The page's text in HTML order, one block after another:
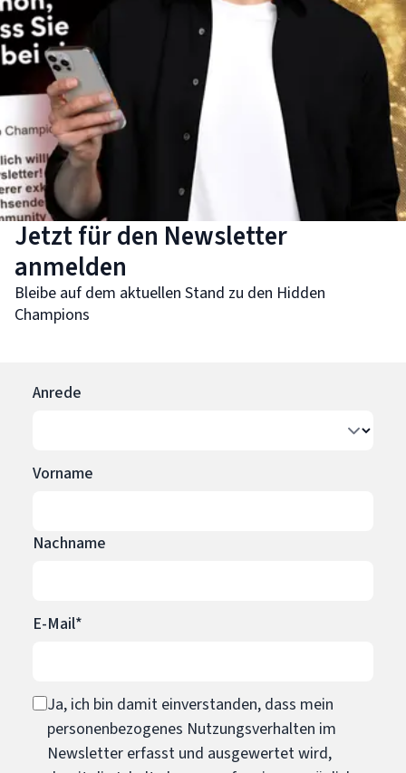
Jetzt für den Newsletter
anmelden
Bleibe auf dem aktuellen Stand zu den Hidden
Champions
Anrede
Vorname
Nachname
E-Mail*
Ja, ich bin damit einverstanden, dass mein
personenbezogenes Nutzungsverhalten im
Newsletter erfasst und ausgewertet wird,